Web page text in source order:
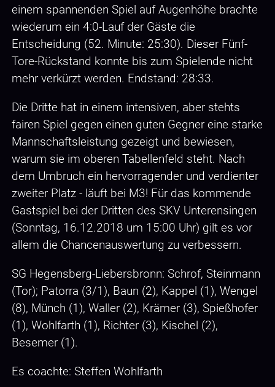
einem spannenden Spiel auf Augenhöhe brachte
wiederum ein 4:0-Lauf der Gäste die
Entscheidung (52. Minute: 25:30). Dieser Fünf-
Tore-Rückstand konnte bis zum Spielende nicht
mehr verkürzt werden. Endstand: 28:33.
Die Dritte hat in einem intensiven, aber stehts
fairen Spiel gegen einen guten Gegner eine starke
Mannschaftsleistung gezeigt und bewiesen,
warum sie im oberen Tabellenfeld steht. Nach
dem Umbruch ein hervorragender und verdienter
zweiter Platz - läuft bei M3! Für das kommende
Gastspiel bei der Dritten des SKV Unterensingen
(Sonntag, 16.12.2018 um 15:00 Uhr) gilt es vor
allem die Chancenauswertung zu verbessern.
SG Hegensberg-Liebersbronn: Schrof, Steinmann
(Tor); Patorra (3/1), Baun (2), Kappel (1), Wengel
(8), Münch (1), Waller (2), Krämer (3), Spießhofer
(1), Wohlfarth (1), Richter (3), Kischel (2),
Besemer (1).
Es coachte: Steffen Wohlfarth